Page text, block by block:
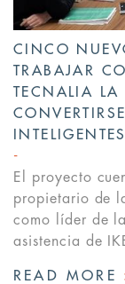
CINCO
TRABAJAR
TECNALIA LA
El proyecto
propietario de
como líder de
asistencia de
READ MORE